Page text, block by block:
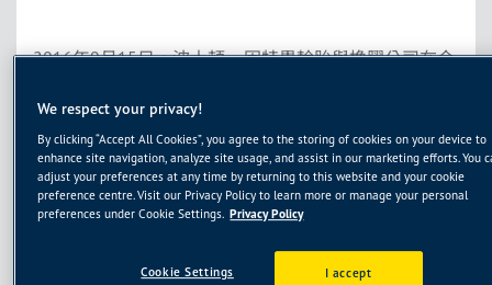
2016年9月15日，波士頓 – 固特異輪胎與橡膠公司在今
資本分配計劃。
「輪胎產業是強建的、成長的，並具備營利成長的潛
力。」董事長暨執行長Richard J. Kramer表示。「我們的
策略是基於充分利用產業的關鍵驅動力而制訂，如持續
增加的生產經營複雜度、大尺寸輪胎及消費者在購買過
Kramer補充說明，「我們相信固特異的創新、科技領
We respect your privacy!
By clicking “Accept All Cookies”, you agree to the storing of cookies on your device to
enhance site navigation, analyze site usage, and assist in our marketing efforts. You
adjust your preferences at any time by returning to this website and your cookie
preference centre. Visit our Privacy Policy to learn more or manage your personal
preferences under Cookie Settings. Privacy Policy
I accept
Cookie Settings